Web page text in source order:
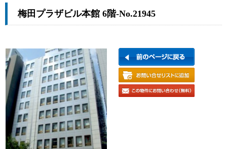
梅田プラザビル本館 6階-No.21945